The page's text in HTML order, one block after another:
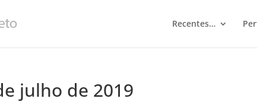
Recentes…
julho de 2019